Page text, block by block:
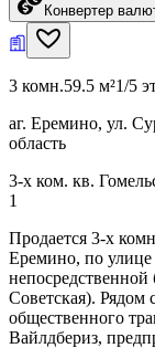
Конвертер
3 комн.59.5 м²1/5
аг. Еремино, ул.
область
3-х ком. кв.
1
Продается 3-х
Еремино, по улице
Советская). Рядом
общественного
Вайлдбериз,